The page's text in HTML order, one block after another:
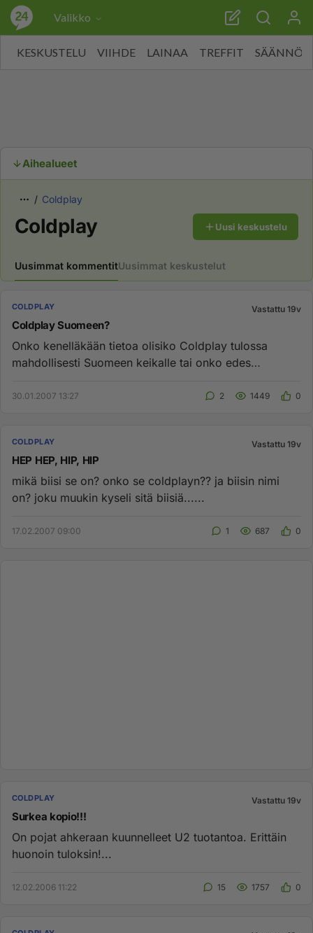
Valikko
KESKUSTELU VIIHDE LAINAA TREFFIT SÄÄNNÖT
Aihealueet
Coldplay
Coldplay Uusi keskustelu
Uusimmat kommentitUusimmat keskustelut
COLDPLAY Vastattu 19v
Coldplay Suomeen?
Onko kenelläkään tietoa olisiko Coldplay tulossa
mahdollisesti Suomeen keikalle tai onko edes
30.01.2007 13:27 2 1449 0
COLDPLAY Vastattu 19v
HEP HEP, HIP, HIP
mikä biisi se on? onko se coldplayn?? ja biisin nimi
on? joku muukin kyseli sitä biisiä......
17.02.2007 09:00 1 687 0
COLDPLAY Vastattu 19v
Surkea kopio!!!
On pojat ahkeraan kuunnelleet U2 tuotantoa. Erittäin
huonoin tuloksin!...
12.02.2006 11:22 15 1757 0